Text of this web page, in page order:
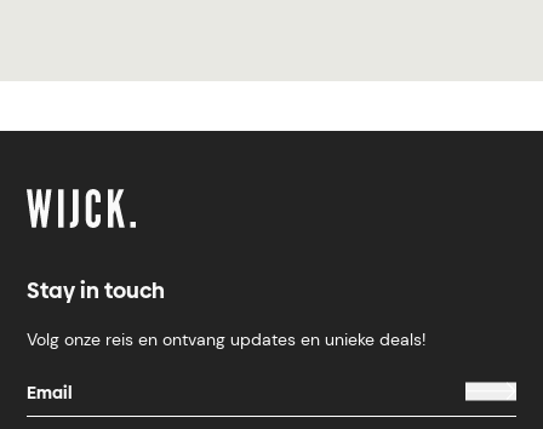
Stay in touch
Volg onze reis en ontvang updates en unieke deals!